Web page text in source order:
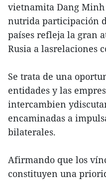
vietnamita Dang
nutrida participación
países refleja la gran
Rusia a lasrelaciones
Se trata de una
entidades y las
intercambien
encaminadas a
bilaterales.
Afirmando que los
constituyen una